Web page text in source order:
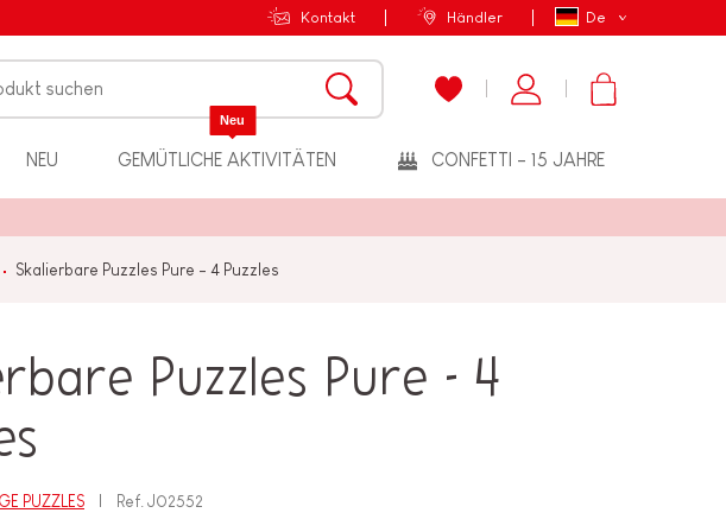
De
Kontakt Händler
NEU GEMÜTLICHE AKTIVITÄTEN
Neu
CONFETTI - 15 JAHRE
Skalierbare Puzzles Pure - 4 Puzzles
Puzzles Pure - 4
PUZZLES Ref.J02552